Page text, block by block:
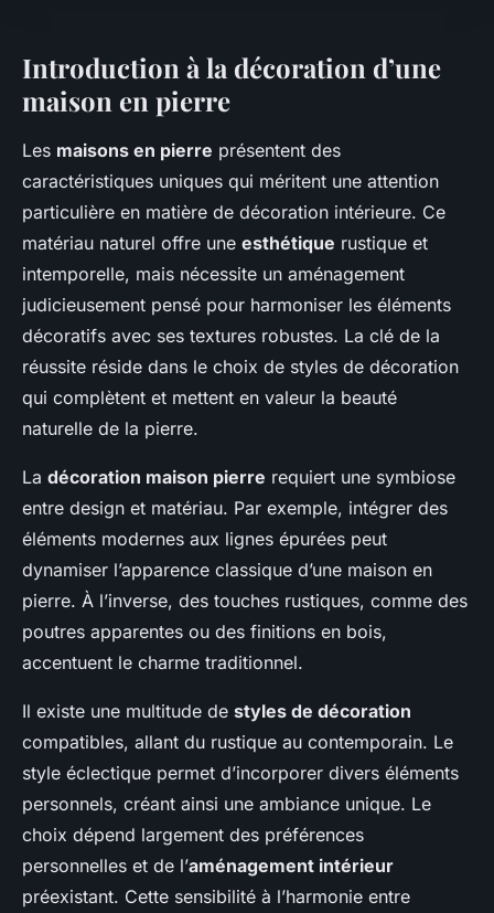
Introduction à la décoration d’une
maison en pierre
Les maisons en pierre présentent des
caractéristiques uniques qui méritent une attention
particulière en matière de décoration intérieure. Ce
matériau naturel offre une esthétique rustique et
intemporelle, mais nécessite un aménagement
judicieusement pensé pour harmoniser les éléments
décoratifs avec ses textures robustes. La clé de la
réussite réside dans le choix de styles de décoration
qui complètent et mettent en valeur la beauté
naturelle de la pierre.
La décoration maison pierre requiert une symbiose
entre design et matériau. Par exemple, intégrer des
éléments modernes aux lignes épurées peut
dynamiser l’apparence classique d’une maison en
pierre. À l’inverse, des touches rustiques, comme des
poutres apparentes ou des finitions en bois,
accentuent le charme traditionnel.
Il existe une multitude de styles de décoration
compatibles, allant du rustique au contemporain. Le
style éclectique permet d’incorporer divers éléments
personnels, créant ainsi une ambiance unique. Le
choix dépend largement des préférences
personnelles et de l’aménagement intérieur
préexistant. Cette sensibilité à l’harmonie entre